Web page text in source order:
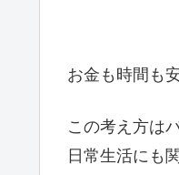
お金も時間も
この考え方は
日常生活にも